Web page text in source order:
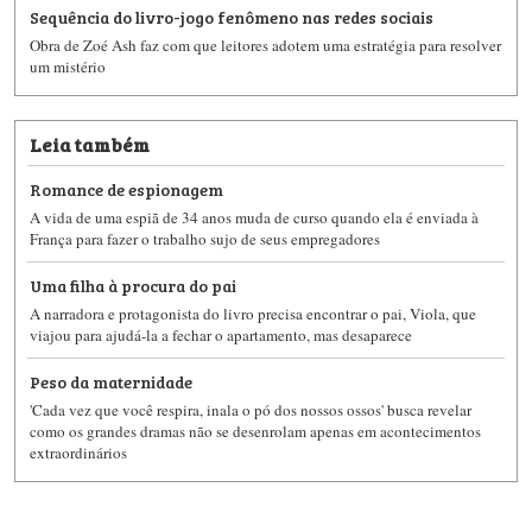
Sequência do livro-jogo fenômeno nas redes sociais
Obra de Zoé Ash faz com que leitores adotem uma estratégia para resolver
um mistério
Leia também
Romance de espionagem
A vida de uma espiã de 34 anos muda de curso quando ela é enviada à
França para fazer o trabalho sujo de seus empregadores
Uma filha à procura do pai
A narradora e protagonista do livro precisa encontrar o pai, Viola, que
viajou para ajudá-la a fechar o apartamento, mas desaparece
Peso da maternidade
'Cada vez que você respira, inala o pó dos nossos ossos' busca revelar
como os grandes dramas não se desenrolam apenas em acontecimentos
extraordinários